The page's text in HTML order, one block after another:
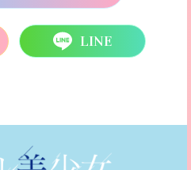
LINE